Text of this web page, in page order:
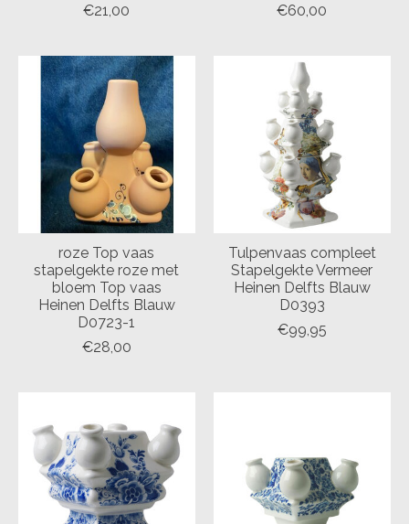
€21,00
€60,00
roze Top vaas
stapelgekte roze met
bloem Top vaas
Heinen Delfts Blauw
D0723-1
€28,00
Tulpenvaas compleet
Stapelgekte Vermeer
Heinen Delfts Blauw
D0393
€99,95